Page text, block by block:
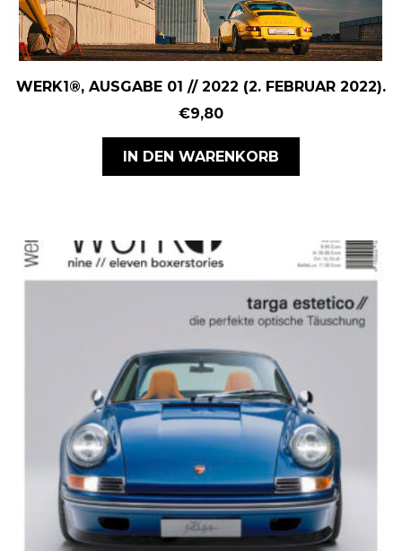
WERK1®, AUSGABE 01 // 2022 (2. FEBRUAR 2022).
€9,80
IN DEN WARENKORB